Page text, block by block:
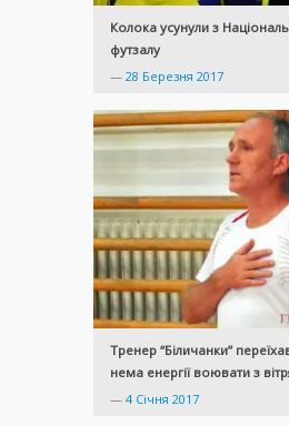
Колока усунули з
футзалу
— 28 Березня 2017
Тренер “Біличанки”
нема енергії воювати з
— 4 Січня 2017